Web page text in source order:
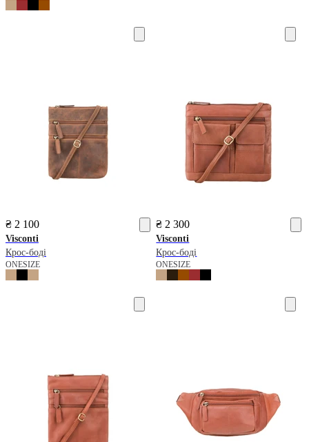
₴ 2 100
Visconti
Крос-боді
ONESIZE
₴ 2 300
Visconti
Крос-боді
ONESIZE